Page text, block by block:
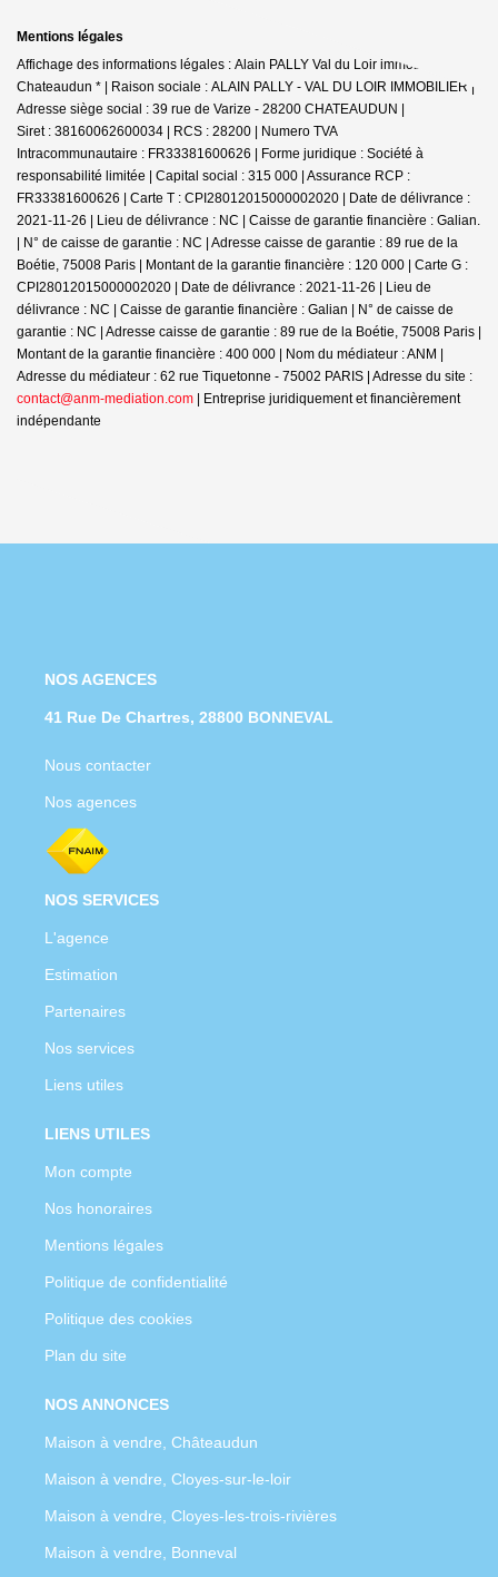
Mentions légales
Affichage des informations légales : Alain PALLY Val du Loir immobilier -
Chateaudun * | Raison sociale : ALAIN PALLY - VAL DU LOIR IMMOBILIER |
Adresse siège social : 39 rue de Varize - 28200 CHATEAUDUN |
Siret : 38160062600034 | RCS : 28200 | Numero TVA
Intracommunautaire : FR33381600626 | Forme juridique : Société à
responsabilité limitée | Capital social : 315 000 | Assurance RCP :
FR33381600626 | Carte T : CPI28012015000002020 | Date de délivrance :
2021-11-26 | Lieu de délivrance : NC | Caisse de garantie financière : Galian.
| N° de caisse de garantie : NC | Adresse caisse de garantie : 89 rue de la
Boétie, 75008 Paris | Montant de la garantie financière : 120 000 | Carte G :
CPI28012015000002020 | Date de délivrance : 2021-11-26 | Lieu de
délivrance : NC | Caisse de garantie financière : Galian | N° de caisse de
garantie : NC | Adresse caisse de garantie : 89 rue de la Boétie, 75008 Paris |
Montant de la garantie financière : 400 000 | Nom du médiateur : ANM |
Adresse du médiateur : 62 rue Tiquetonne - 75002 PARIS | Adresse du site :
contact@anm-mediation.com | Entreprise juridiquement et financièrement
indépendante
NOS AGENCES
41 Rue De Chartres, 28800 BONNEVAL
Nous contacter
Nos agences
NOS SERVICES
L'agence
Estimation
Partenaires
Nos services
Liens utiles
LIENS UTILES
Mon compte
Nos honoraires
Mentions légales
Politique de confidentialité
Politique des cookies
Plan du site
NOS ANNONCES
Maison à vendre, Châteaudun
Maison à vendre, Cloyes-sur-le-loir
Maison à vendre, Cloyes-les-trois-rivières
Maison à vendre, Bonneval